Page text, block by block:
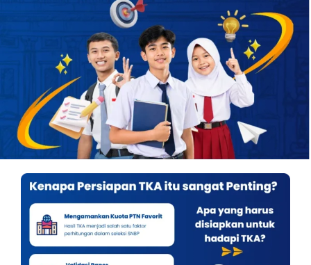
OUR PROGRAM
REGISTRATION
CONTACT US